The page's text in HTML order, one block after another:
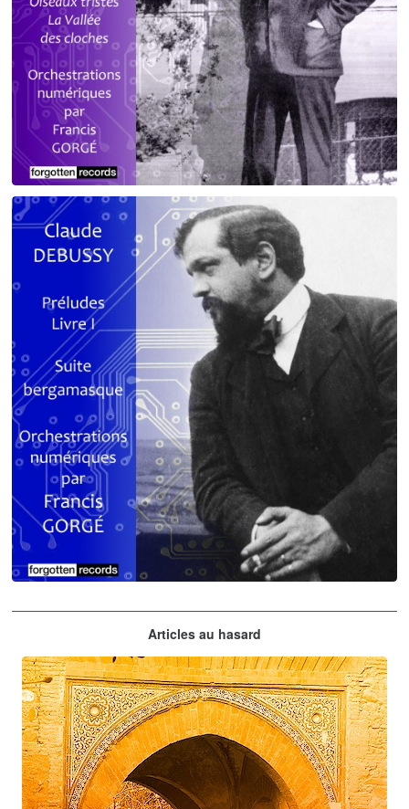
Debussy - Schmitt - Ravel
orchestrations numériques par Francis Gorgé
Articles au hasard